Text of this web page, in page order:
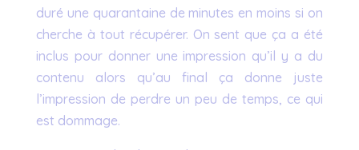
duré une quarantaine de minutes en moins si on
cherche à tout récupérer. On sent que ça a été
inclus pour donner une impression qu’il y a du
contenu alors qu’au final ça donne juste
l’impression de perdre un peu de temps, ce qui
est dommage.